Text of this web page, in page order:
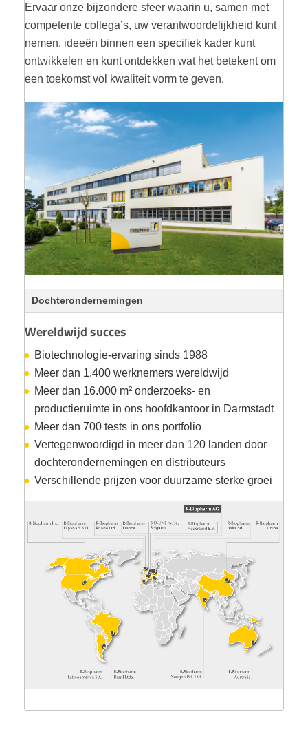
Ervaar onze bijzondere sfeer waarin u, samen met
competente collega’s, uw verantwoordelijkheid kunt
nemen, ideeën binnen een specifiek kader kunt
ontwikkelen en kunt ontdekken wat het betekent om
een toekomst vol kwaliteit vorm te geven.
Dochterondernemingen
Wereldwijd succes
Biotechnologie-ervaring sinds 1988
Meer dan 1.400 werknemers wereldwijd
Meer dan 16.000 m² onderzoeks- en
productieruimte in ons hoofdkantoor in Darmstadt
Meer dan 700 tests in ons portfolio
Vertegenwoordigd in meer dan 120 landen door
dochterondernemingen en distributeurs
Verschillende prijzen voor duurzame sterke groei